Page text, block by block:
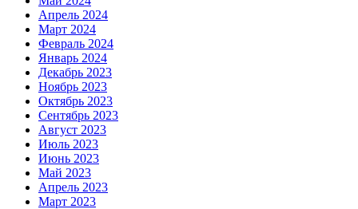
Апрель 2024
Март 2024
Февраль 2024
Январь 2024
Декабрь 2023
Ноябрь 2023
Октябрь 2023
Сентябрь 2023
Август 2023
Июль 2023
Июнь 2023
Май 2023
Апрель 2023
Март 2023